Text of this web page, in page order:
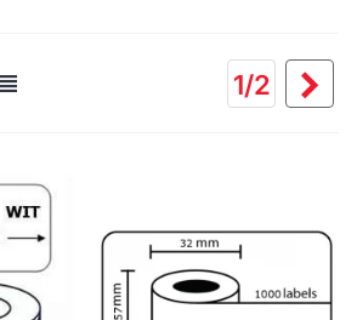
1/2